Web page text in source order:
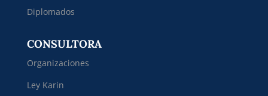
Diplomados
CONSULTORA
Organizaciones
Ley Karin